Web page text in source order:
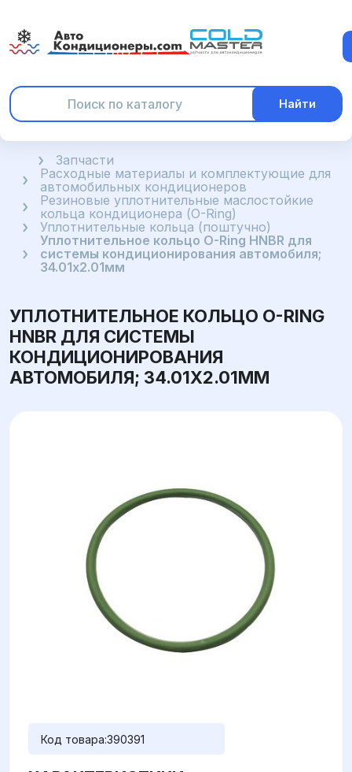
Найти
ГлавнаяЗапчасти
Расходные материалы и комплектующие для
автомобильных кондиционеров
Резиновые уплотнительные маслостойкие
кольца кондиционера (O-Ring)
Уплотнительные кольца (поштучно)
Уплотнительное кольцо O-Ring HNBR для
системы кондиционирования автомобиля;
34.01x2.01мм
УПЛОТНИТЕЛЬНОЕ КОЛЬЦО O-RING
HNBR ДЛЯ СИСТЕМЫ
КОНДИЦИОНИРОВАНИЯ
АВТОМОБИЛЯ; 34.01X2.01ММ
Код товара:390391